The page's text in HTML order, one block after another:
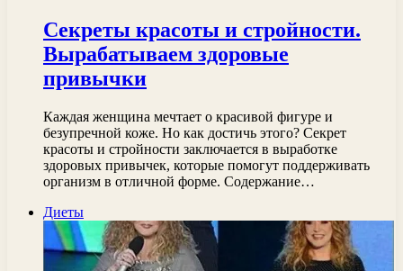
Секреты красоты и стройности.
Вырабатываем здоровые
привычки
Каждая женщина мечтает о красивой фигуре и
безупречной коже. Но как достичь этого? Секрет
красоты и стройности заключается в выработке
здоровых привычек, которые помогут поддерживать
организм в отличной форме. Содержание…
Диеты